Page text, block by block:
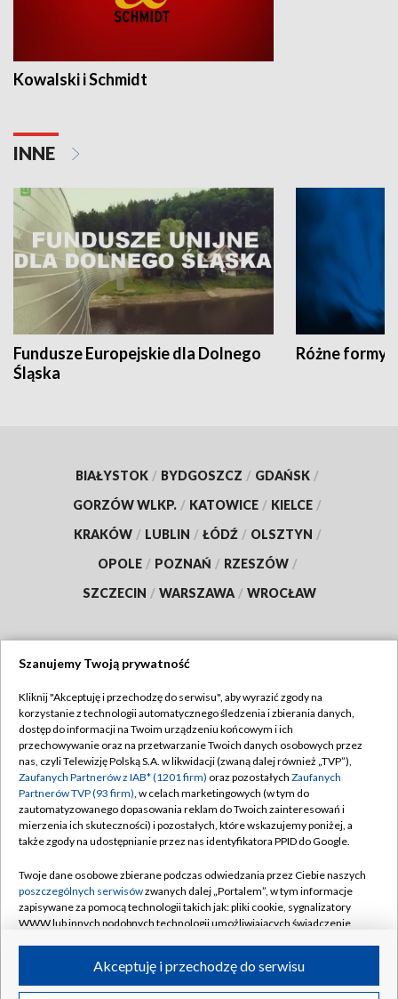
Kowalski i Schmidt
INNE
Fundusze Europejskie dla Dolnego
Śląska
Różne formy
BIAŁYSTOK / BYDGOSZCZ / GDAŃSK /
GORZÓW WLKP. / KATOWICE / KIELCE /
KRAKÓW / LUBLIN / ŁÓDŹ / OLSZTYN /
OPOLE / POZNAŃ / RZESZÓW /
SZCZECIN / WARSZAWA / WROCŁAW
TVP
Abonament TVP
Emisja w TVP
Centrum informacji TVP
Naziemna Telewizja Cyfrowa
Rada Programowa
System NOS
Informacje o nadawcy
Program dla prasy
Regulamin TVP
Polityka prywatności
Moje zgody
Pomoc
Kontakt
Kanały
©2026 Telewizja Polska S.A. w likwidacji
Szanujemy Twoją prywatność
Kliknij "Akceptuję i przechodzę do serwisu", aby wyrazić zgody na
korzystanie z technologii automatycznego śledzenia i zbierania danych,
dostęp do informacji na Twoim urządzeniu końcowym i ich
przechowywanie oraz na przetwarzanie Twoich danych osobowych przez
nas, czyli Telewizję Polską S.A. w likwidacji (zwaną dalej również „TVP”),
Zaufanych Partnerów z IAB* (1201 firm) oraz pozostałych Zaufanych
Partnerów TVP (93 firm), w celach marketingowych (w tym do
zautomatyzowanego dopasowania reklam do Twoich zainteresowań i
mierzenia ich skuteczności) i pozostałych, które wskazujemy poniżej, a
także zgody na udostępnianie przez nas identyfikatora PPID do Google.
Twoje dane osobowe zbierane podczas odwiedzania przez Ciebie naszych
poszczególnych serwisówzwanych dalej „Portalem”, w tym informacje
zapisywane za pomocą technologii takich jak: pliki cookie, sygnalizatory
WWW lub innych podobnych technologii umożliwiających świadczenie
ruchu w Internecie.Akceptuję i przechodzę do serwisu